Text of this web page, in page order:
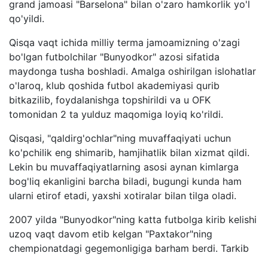
grand jamoasi "Barselona" bilan o'zaro hamkorlik yo'l
qo'yildi.
Qisqa vaqt ichida milliy terma jamoamizning o'zagi
bo'lgan futbolchilar "Bunyodkor" azosi sifatida
maydonga tusha boshladi. Amalga oshirilgan islohatlar
o'laroq, klub qoshida futbol akademiyasi qurib
bitkazilib, foydalanishga topshirildi va u OFK
tomonidan 2 ta yulduz maqomiga loyiq ko'rildi.
Qisqasi, "qaldirg'ochlar"ning muvaffaqiyati uchun
ko'pchilik eng shimarib, hamjihatlik bilan xizmat qildi.
Lekin bu muvaffaqiyatlarning asosi aynan kimlarga
bog'liq ekanligini barcha biladi, bugungi kunda ham
ularni etirof etadi, yaxshi xotiralar bilan tilga oladi.
2007 yilda "Bunyodkor"ning katta futbolga kirib kelishi
uzoq vaqt davom etib kelgan "Paxtakor"ning
chempionatdagi gegemonligiga barham berdi. Tarkib